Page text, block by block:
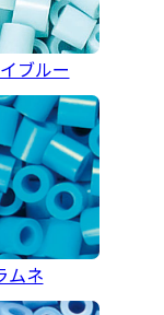
ブルー
ムネ